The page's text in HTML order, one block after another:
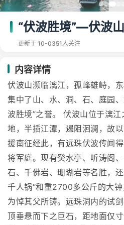
“伏波胜境”—伏波山
更新于 10-0351人关注
内容详情
伏波山濒临漓江，孤峰雄峙，
集中了山、水、洞、石、庭园
波胜境”之誉。 伏波山位于漓
地，半插江潭，遏阻洄澜，故
援南征经此，有远珠伏波传闻
将军庭。现有癸水亭、听涛阁
石、千佛岩、珊瑚岩等名胜，
千人锅“和重2700多公斤的大
为悼其父所铸。远珠洞内的试
顶垂悬而下之巨石，距地面仅